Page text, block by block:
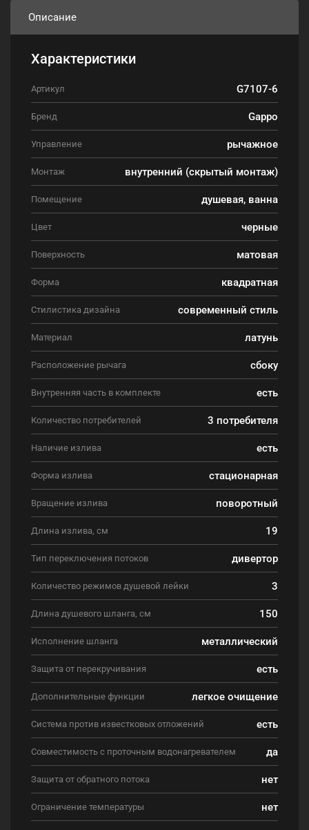
Описание
Характеристики
Артикул G7107-6
Бренд Gappo
Управление рычажное
Монтаж внутренний (скрытый монтаж)
Помещение душевая, ванна
Цвет черные
Поверхность матовая
Форма квадратная
Стилистика дизайна современный стиль
Материал латунь
Расположение рычага сбоку
Внутренняя часть в комплекте есть
Количество потребителей 3 потребителя
Наличие излива есть
Форма излива стационарная
Вращение излива поворотный
Длина излива, см 19
Тип переключения потоков дивертор
Количество режимов душевой лейки 3
Длина душевого шланга, см 150
Исполнение шланга металлический
Защита от перекручивания есть
Дополнительные функции легкое очищение
Система против известковых отложений есть
Совместимость с проточным водонагревателем да
Защита от обратного потока нет
Ограничение температуры нет